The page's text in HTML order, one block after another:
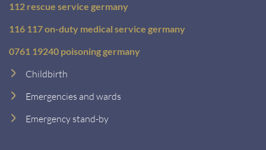
112 rescue service germany
116 117 on-duty medical service germany
0761 19240 poisoning germany
Childbirth
Emergencies and wards
Emergency stand-by